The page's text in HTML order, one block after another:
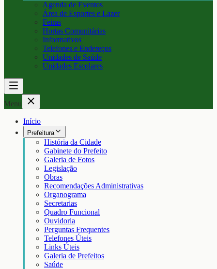
Agenda de Eventos
Área de Esportes e Lazer
Feiras
Hortas Comunitárias
Informativos
Telefones e Endereços
Unidades de Saúde
Unidades Escolares
Menu
Início
Prefeitura
História da Cidade
Gabinete do Prefeito
Galeria de Fotos
Legislação
Obras
Recomendações Administrativas
Organograma
Secretarias
Quadro Funcional
Ouvidoria
Perguntas Frequentes
Telefones Úteis
Links Úteis
Galeria de Prefeitos
Saúde